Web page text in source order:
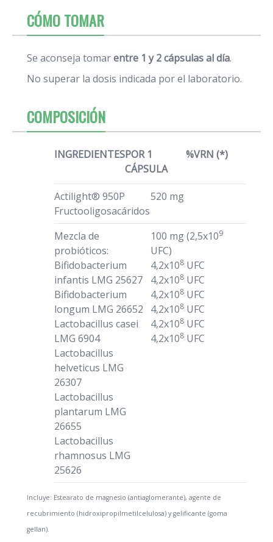
CÓMO TOMAR
Se aconseja tomarentre 1 y 2 cápsulas al día.
No superar la dosis indicada por el laboratorio.
COMPOSICIÓN
INGREDIENTESPOR 1
CÁPSULA
%VRN (*)
Actilight® 950P
Fructooligosacáridos
520 mg
Mezcla de
probióticos:
Bifidobacterium
infantis LMG 25627
Bifidobacterium
longum LMG 26652
Lactobacillus casei
LMG 6904
Lactobacillus
helveticus LMG
26307
Lactobacillus
plantarum LMG
26655
Lactobacillus
rhamnosus LMG
25626
100 mg (2,5x109
UFC)
4,2x108UFC
4,2x108UFC
4,2x108UFC
4,2x108UFC
4,2x108UFC
4,2x108UFC
Incluye: Estearato de magnesio (antiaglomerante), agente de
recubrimiento (hidroxipropilmetilcelulosa) y gelificante (goma
gellan).